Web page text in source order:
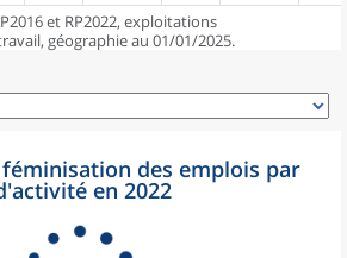
et RP2022, exploitations
géographie au 01/01/2025.
féminisation des emplois par
en 2022